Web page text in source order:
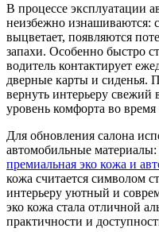
В процессе эксплуатации
неизбежно изнашиваются:
выцветает, появляются
запахи. Особенно быстро
водитель контактирует
дверные карты и сиденья.
вернуть интерьеру свежий
уровень комфорта во время
Для обновления салона
автомобильные материалы:
премиальная эко кожа и
кожа считается символом
интерьеру уютный и
эко кожа стала отличной
практичности и